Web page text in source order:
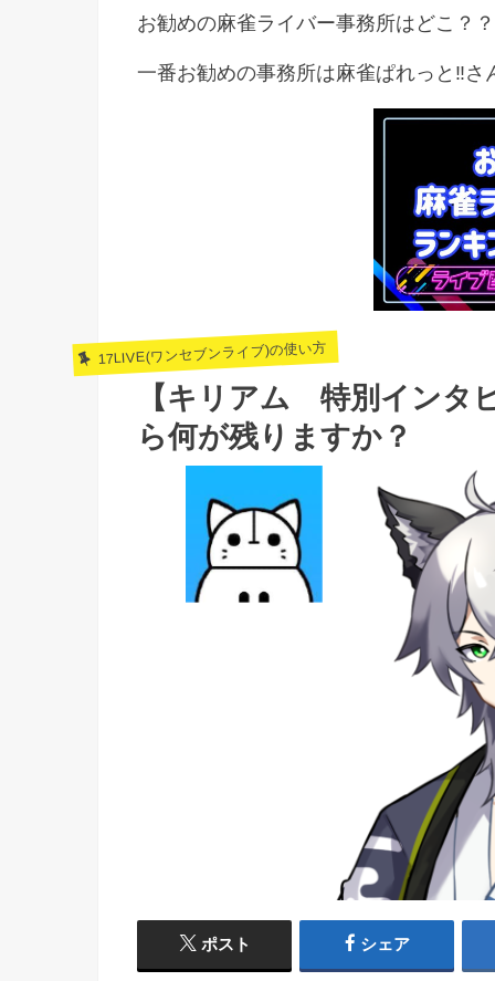
お勧めの麻雀ライバー事務所はどこ？
一番お勧めの事務所は麻雀ぱれっと‼︎さ
17LIVE(ワンセブンライブ)の使い方
【キリアム 特別インタ
ら何が残りますか？
ポスト シェア